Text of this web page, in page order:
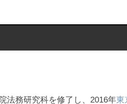
法務研究科を修了し、2016年東